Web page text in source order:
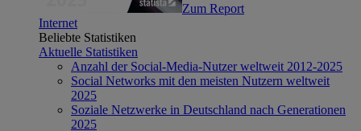
Zum Report
Internet
Beliebte Statistiken
Aktuelle Statistiken
Anzahl der Social-Media-Nutzer weltweit 2012-2025
Social Networks mit den meisten Nutzern weltweit
2025
Soziale Netzwerke in Deutschland nach Generationen
2025